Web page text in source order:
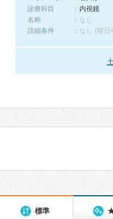
診療科目
内視鏡
名称
なし
詳細条件
なし (曜日
標準